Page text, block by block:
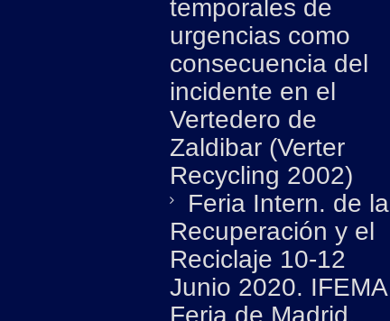
temporales de
urgencias como
consecuencia del
incidente en el
Vertedero de
Zaldibar (Verter
Recycling 2002)
Feria Intern. de la
Recuperación y el
Reciclaje 10-12
Junio 2020. IFEMA
Feria de Madrid.